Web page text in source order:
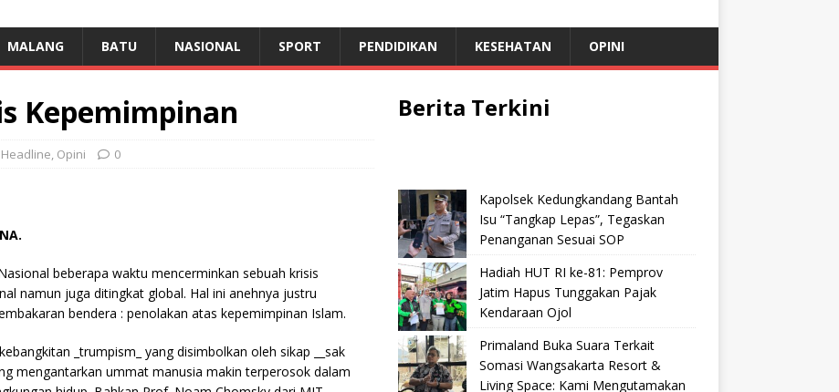
MALANG BATU NASIONAL SPORT PENDIDIKAN KESEHATAN OPINI
Kepemimpinan
Headline, Opini 0
beberapa waktu mencerminkan sebuah krisis
namun juga ditingkat global. Hal ini anehnya justru
bendera : penolakan atas kepemimpinan Islam.
_trumpism_ yang disimbolkan oleh sikap __sak
mengantarkan ummat manusia makin terperosok dalam
Berita Terkini
Kapolsek Kedungkandang Bantah
Isu “Tangkap Lepas”, Tegaskan
Penanganan Sesuai SOP
Hadiah HUT RI ke-81: Pemprov
Jatim Hapus Tunggakan Pajak
Kendaraan Ojol
Primaland Buka Suara Terkait
Somasi Wangsakarta Resort &
Living Space: Kami Mengutamakan